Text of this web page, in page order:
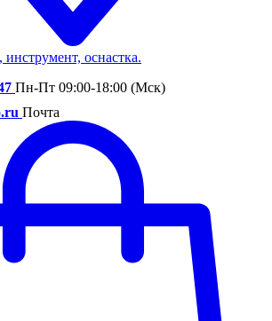
оснастка.
Пн-Пт 09:00-18:00 (Мск)
Почта